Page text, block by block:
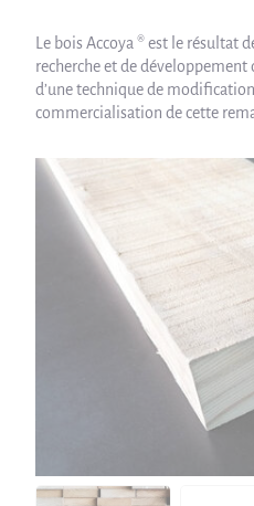
Le bois Accoya ® est le résultat
recherche et de
d’une technique de
commercialisation de cette